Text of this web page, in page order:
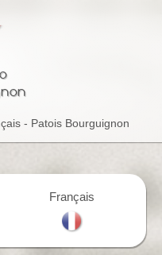
- Patois Bourguignon
Français